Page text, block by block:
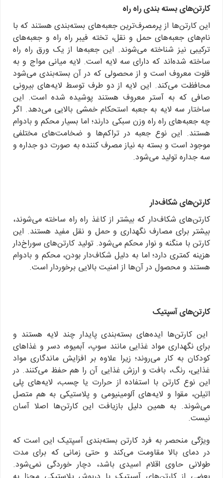
کارتن‌های بسته بندی راه راه
این کارتن‌ها از پرمصرف‌ترین جعبه‌های بسته‌بندی هستند که با
نام‌های جعبه‌های حمل و نقل، تخته فیبر راه راه و جعبه‌های
ترکیبی نیز شناخته می‌شوند. این جعبه‌ها از یک ورق راه راه
ساخته شده‌اند که دارای سه لایه است. لایه میانی مواج و به
فلوت معروف است و از محصولی که در آن بسته‌بندی می‌شود
محافظت می‌کند. این لایه از دو طرف توسط لایه‌های بیرونی
صافی که به آستر معروف هستند پوشیده شده است. این
ساختار سه لایه به جعبه استحکام خمشی بالایی می‌دهد. اگر
چه جعبه‌های راه راه وزن سبکی دارند؛ اما بسیار محکم و با‌دوام
هستند. این نوع جعبه در تراکم‌ها و ضخامت‌های مختلفی
موجود است و بسته به نیاز مصرف کننده به صورت دو جداره و
سه جداره تولید می‌شود.
کارتن‌های شکاف‌دار
کارتن‌های شکاف‌دار که بیشتر از کاغذ راه راه ساخته می‌شوند،
بیشتر برای مصارف نگهداری و حمل و نقل مفید هستند. این
کارتن با منگنه و نوار محکم می‌شود. تولید کارتن‌های سوراخ‌دار
هزینه کمتری دارد؛ اما به دلیل شکاف‌دار بودن، محکم و بادوام
هستند و محصول در آن‌ها از امنیت بالایی برخوردار است.
کارتن‌های آسپتیک
این کارتن‌ها ایده‌های بسته‌بندی پایدار چند لایه هستند و
برای نگهداری مواد غذایی مانند سوپ، آبمیوه، دسر و غذا‌های
کودکان به کار می‌روند؛ زیرا علاوه بر افزایش ماندگاری مواد
غذایی، رنگ، بافت و ارزش غذایی آن را هم حفظ می‌کنند. در
این نوع کارتن با استفاده از حرارت یا چسب، لایه‌های پلی
اتیلن، مقوا و لایه‌های آلومینیومی و پلاستیکی به هم متصل
می‌شوند. به همین دلیل بازیافت این کارتن‌ها اصلا آسان
نیست.
ویژگی منحصر به فرد کارتن بسته‌بندی آسپتیک این است که
در دمای بالا مقاومت می‌کند و حتی زمانی که برای مدت
طولانی حاوی اقلام اسیدی باشد، دچار خوردگی نمی‌شود.
بعضی از کارتن‌های آسپتیک با درپوش پلاستیکی مجزا به